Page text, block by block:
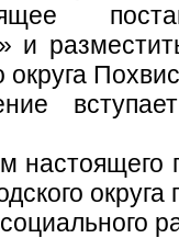
и
округа
настоящего